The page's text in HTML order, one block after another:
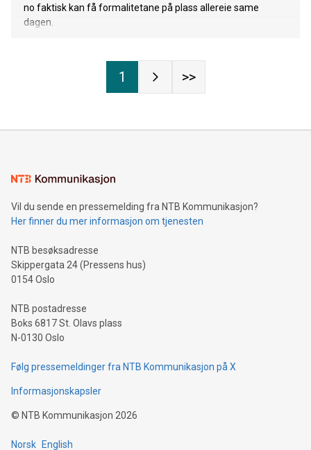
no faktisk kan få formalitetane på plass allereie same
dagen.
1 >>
Vil du sende en pressemelding fra NTB Kommunikasjon?
Her finner du mer informasjon om tjenesten
NTB besøksadresse
Skippergata 24 (Pressens hus)
0154 Oslo
NTB postadresse
Boks 6817 St. Olavs plass
N-0130 Oslo
Følg pressemeldinger fra NTB Kommunikasjon på X
Informasjonskapsler
© NTB Kommunikasjon 2026
Norsk English